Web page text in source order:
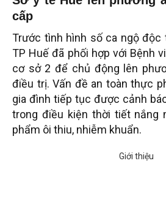
cấp
Trước tình hình số ca ngộ độc
TP Huế đã phối hợp với Bệnh
cơ sở 2 để chủ động lên
điều trị. Vấn đề an toàn thực
gia đình tiếp tục được cảnh
trong điều kiện thời tiết nắng
phẩm ôi thiu, nhiễm khuẩn.